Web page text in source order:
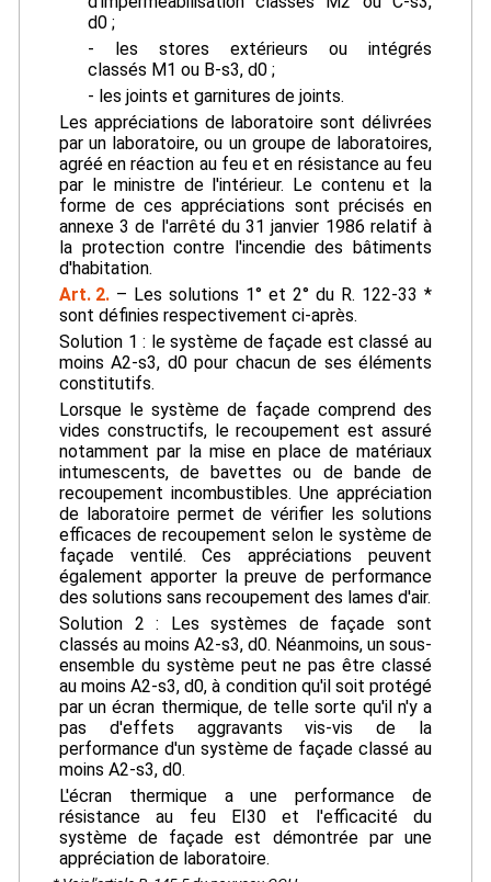
d0 ;
- les stores extérieurs ou intégrés
classés M1 ou B-s3, d0 ;
- les joints et garnitures de joints.
Les appréciations de laboratoire sont délivrées
par un laboratoire, ou un groupe de laboratoires,
agréé en réaction au feu et en résistance au feu
par le ministre de l'intérieur. Le contenu et la
forme de ces appréciations sont précisés en
annexe 3 de l'arrêté du 31 janvier 1986 relatif à
la protection contre l'incendie des bâtiments
d'habitation.
Art. 2.– Les solutions 1° et 2° du R. 122-33 *
sont définies respectivement ci-après.
Solution 1 : le système de façade est classé au
moins A2-s3, d0 pour chacun de ses éléments
constitutifs.
Lorsque le système de façade comprend des
vides constructifs, le recoupement est assuré
notamment par la mise en place de matériaux
intumescents, de bavettes ou de bande de
recoupement incombustibles. Une appréciation
de laboratoire permet de vérifier les solutions
efficaces de recoupement selon le système de
façade ventilé. Ces appréciations peuvent
également apporter la preuve de performance
des solutions sans recoupement des lames d'air.
Solution 2 : Les systèmes de façade sont
classés au moins A2-s3, d0. Néanmoins, un sous-
ensemble du système peut ne pas être classé
au moins A2-s3, d0, à condition qu'il soit protégé
par un écran thermique, de telle sorte qu'il n'y a
pas d'effets aggravants vis-vis de la
performance d'un système de façade classé au
moins A2-s3, d0.
L'écran thermique a une performance de
résistance au feu EI30 et l'efficacité du
système de façade est démontrée par une
appréciation de laboratoire.